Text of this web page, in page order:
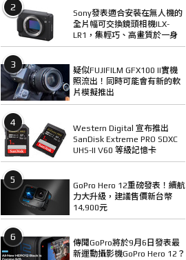
2
Sony發表適合安裝在無人機的
全片幅可交換鏡頭相機ILX-
LR1，集輕巧、高畫質於一身
3
疑似FUJIFILM GFX100 II實機
照流出！同時可能會有新的軟
片模擬推出
4
Western Digital 宣布推出
SanDisk Extreme PRO SDXC
UHS-II V60 等級記憶卡
5
GoPro Hero 12重磅發表！續航
力大升級，建議售價新台幣
14,900元
6
傳聞GoPro將於9月6日發表最
新運動攝影機GoPro Hero 12？